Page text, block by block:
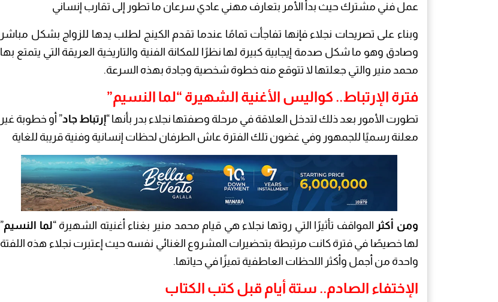
عمل فني مشترك حيث بدأ الأمر بتعارف مهني عادي سرعان ما تطور إلى تقارب إنساني
وبناء على تصريحات نجلاء فإنها تفاجأت تمامًا عندما تقدم الكينج لطلب يدها للزواج بشكل مباشر
وصادق وهو ما شكل صدمة إيجابية كبيرة لها نظرًا للمكانة الفنية والتاريخية العريقة التي يتمتع بها
محمد منير والتي جعلتها لا تتوقع منه خطوة شخصية وجادة بهذه السرعة.
فترة الإرتباط.. كواليس الأغنية الشهيرة “لما النسيم”
تطورت الأمور بعد ذلك لتدخل العلاقة في مرحلة وصفتها نجلاء بدر بأنها “إرتباط جاد” أو خطوبة غير
معلنة رسميًا للجمهور وفي غضون تلك الفترة عاش الطرفان لحظات إنسانية وفنية قريبة للغاية
ومن أكثر المواقف تأثيرًا التي روتها نجلاء هي قيام محمد منير بغناء أغنيته الشهيرة “لما النسيم”
لها خصيصًا في فترة كانت مرتبطة بتحضيرات المشروع الغنائي نفسه حيث إعتبرت نجلاء هذه اللفتة
واحدة من أجمل وأكثر اللحظات العاطفية تميزًا في حياتها.
الإختفاء الصادم.. ستة أيام قبل كتب الكتاب